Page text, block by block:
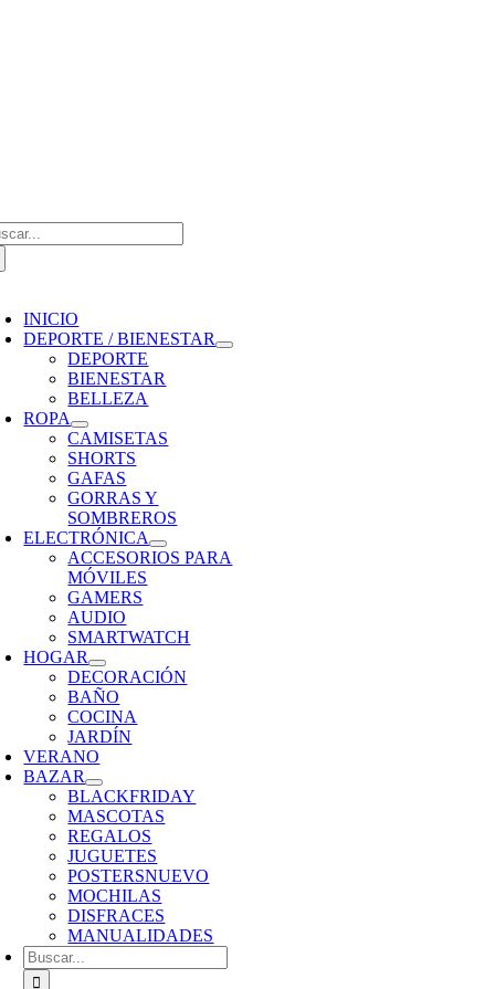
INICIO
DEPORTE / BIENESTAR
DEPORTE
BIENESTAR
BELLEZA
ROPA
CAMISETAS
SHORTS
GAFAS
GORRAS Y
SOMBREROS
ELECTRÓNICA
ACCESORIOS PARA
MÓVILES
GAMERS
AUDIO
SMARTWATCH
HOGAR
DECORACIÓN
BAÑO
COCINA
JARDÍN
VERANO
BAZAR
BLACKFRIDAY
MASCOTAS
REGALOS
JUGUETES
POSTERSNUEVO
MOCHILAS
DISFRACES
MANUALIDADES
Buscar: